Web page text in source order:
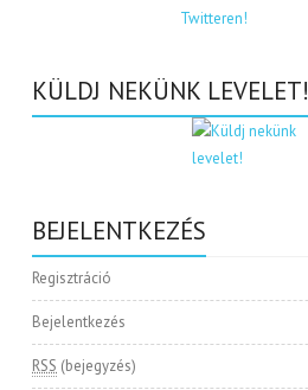
KÜLDJ NEKÜNK LEVELET!
BEJELENTKEZÉS
Regisztráció
Bejelentkezés
RSS (bejegyzés)